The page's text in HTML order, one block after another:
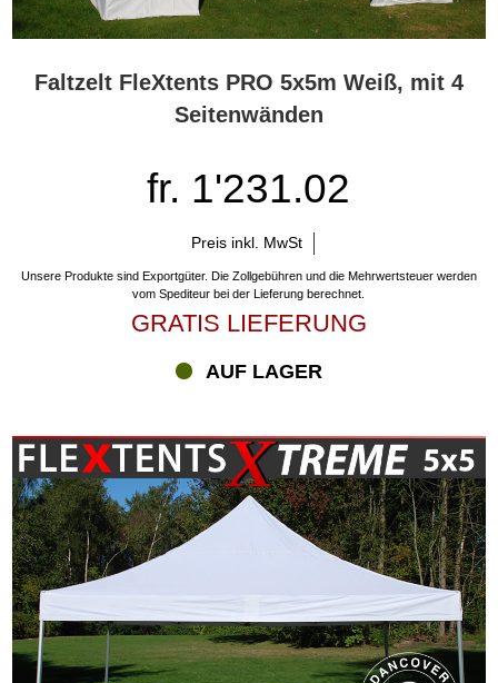
Faltzelt FleXtents PRO 5x5m Weiß, mit 4
Seitenwänden
fr. 1'231.02
Preis inkl. MwSt
Unsere Produkte sind Exportgüter. Die Zollgebühren und die Mehrwertsteuer werden
vom Spediteur bei der Lieferung berechnet.
GRATIS LIEFERUNG
AUF LAGER